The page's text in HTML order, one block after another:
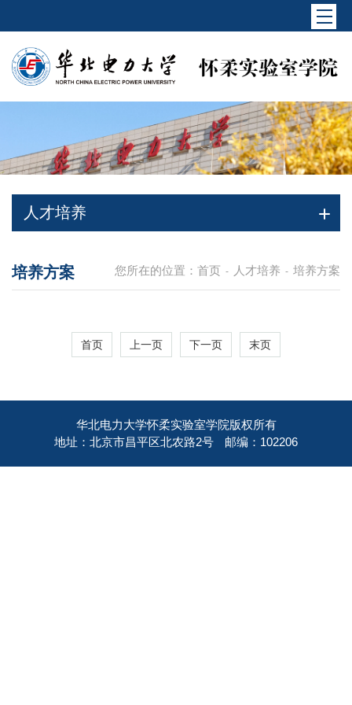
人才培养
您所在的位置： 首页 - 人才培养 - 培养方案
培养方案
首页 上一页 下一页 末页
华北电力大学怀柔实验室学院版权所有
地址：北京市昌平区北农路2号
邮编：102206